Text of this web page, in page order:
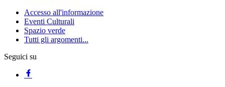
Accesso all'informazione
Eventi Culturali
Spazio verde
Tutti gli argomenti...
Seguici su